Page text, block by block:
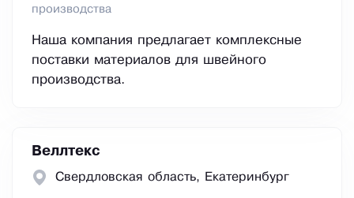
производства
Наша компания предлагает комплексные
поставки материалов для швейного
производства.
Веллтекс
Свердловская область, Екатеринбург